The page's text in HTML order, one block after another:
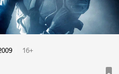
16+